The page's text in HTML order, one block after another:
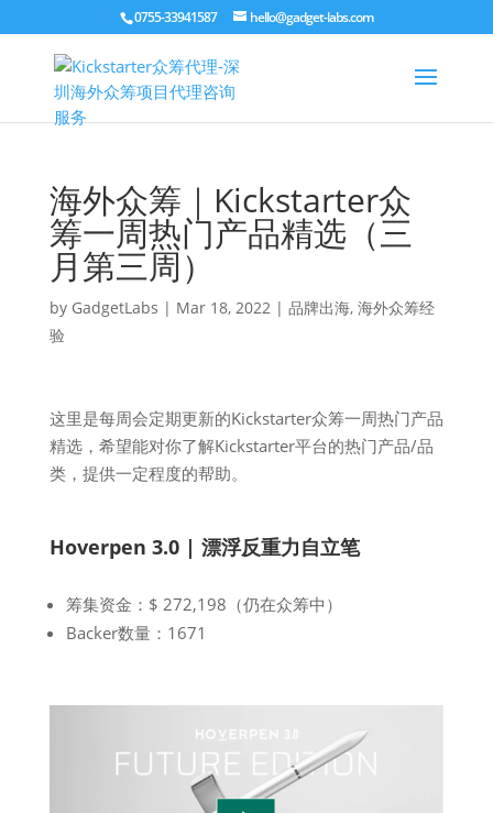
0755-33941587 hello@gadget-labs.com
海外众筹｜Kickstarter众
筹一周热门产品精选（三
月第三周）
by GadgetLabs | Mar 18, 2022| 品牌出海, 海外众筹经
验
这里是每周会定期更新的Kickstarter众筹一周热门产品
精选，希望能对你了解Kickstarter平台的热门产品/品
类，提供一定程度的帮助。
Hoverpen 3.0 | 漂浮反重力自立笔
筹集资金：$ 272,198（仍在众筹中）
Backer数量：1671